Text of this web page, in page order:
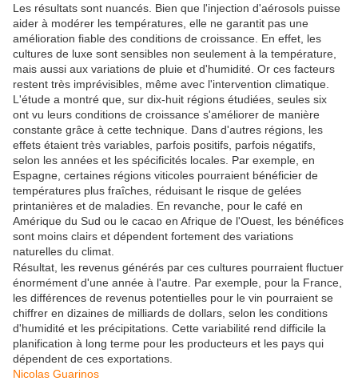
Les résultats sont nuancés. Bien que l'injection d'aérosols puisse
aider à modérer les températures, elle ne garantit pas une
amélioration fiable des conditions de croissance. En effet, les
cultures de luxe sont sensibles non seulement à la température,
mais aussi aux variations de pluie et d'humidité. Or ces facteurs
restent très imprévisibles, même avec l'intervention climatique.
L'étude a montré que, sur dix-huit régions étudiées, seules six
ont vu leurs conditions de croissance s'améliorer de manière
constante grâce à cette technique. Dans d'autres régions, les
effets étaient très variables, parfois positifs, parfois négatifs,
selon les années et les spécificités locales. Par exemple, en
Espagne, certaines régions viticoles pourraient bénéficier de
températures plus fraîches, réduisant le risque de gelées
printanières et de maladies. En revanche, pour le café en
Amérique du Sud ou le cacao en Afrique de l'Ouest, les bénéfices
sont moins clairs et dépendent fortement des variations
naturelles du climat.
Résultat, les revenus générés par ces cultures pourraient fluctuer
énormément d'une année à l'autre. Par exemple, pour la France,
les différences de revenus potentielles pour le vin pourraient se
chiffrer en dizaines de milliards de dollars, selon les conditions
d'humidité et les précipitations. Cette variabilité rend difficile la
planification à long terme pour les producteurs et les pays qui
dépendent de ces exportations.
Nicolas Guarinos